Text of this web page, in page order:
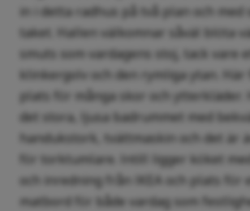
in i detta radhus på två plan och med
taket. Hallen välkomnar såväl blöta
smuts som vardagens stoj, tack vare
klinkergolv och den rymliga ytan. Här
plats för många skor och ytterkläder.
det stora, ljusa badrummet med
handukstork, tvättmaskin och det är
för torktumlare. Intill ligger köket
och inredning från IKEA och plats för
matbord för både vardag som